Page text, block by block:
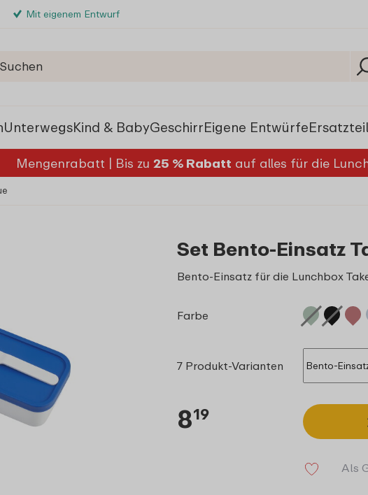
Mit eigenem Entwurf
UnterwegsKind & BabyGeschirrEigene Entwürfe
Mengenrabatt | Bis zu 25 % Rabatt auf alles für die
Set Bento-Einsatz
Bento-Einsatz für die Lunchbox
Farbe
7 Produkt-Varianten
819
Als